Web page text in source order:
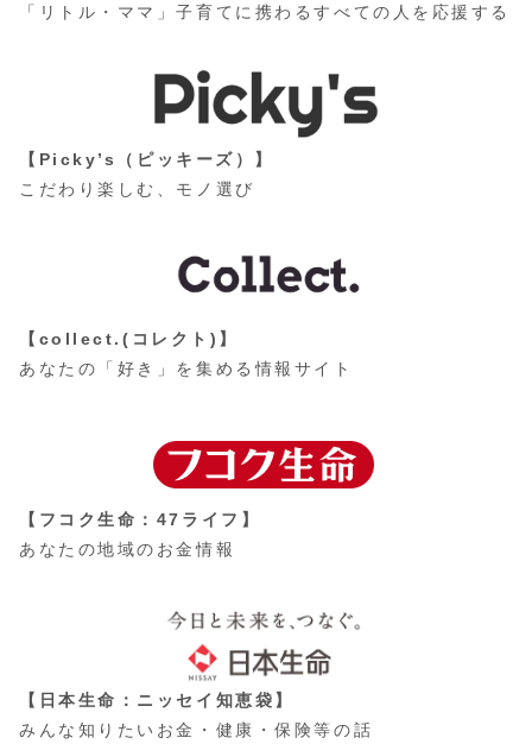
「リトル・ママ」子育てに携わるすべての人を応援する
【Picky’s（ピッキーズ）】
こだわり楽しむ、モノ選び
【collect.(コレクト)】
あなたの「好き」を集める情報サイト
【フコク生命：47ライフ】
あなたの地域のお金情報
【日本生命：ニッセイ知恵袋】
みんな知りたいお金・健康・保険等の話